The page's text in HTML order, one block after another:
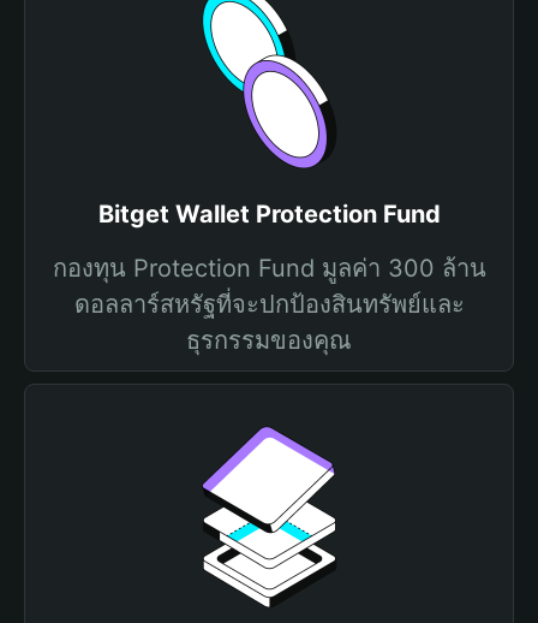
Bitget Wallet Protection Fund
กองทุน Protection Fund มูลค่า 300 ล้าน
ดอลลาร์สหรัฐที่จะปกป้องสินทรัพย์และ
ธุรกรรมของคุณ